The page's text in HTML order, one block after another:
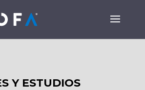
Y ESTUDIOS